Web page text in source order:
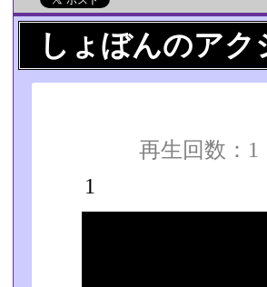
しょぼんのア
再生回数
1